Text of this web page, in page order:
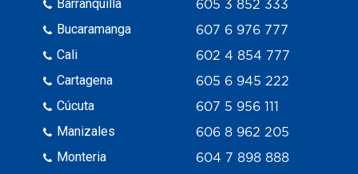
Barranquilla
Bucaramanga
Cali
Cartagena
Cúcuta
Manizales
Monteria
605 3 852 333
607 6 976 777
602 4 854 777
605 6 945 222
607 5 956 111
606 8 962 205
604 7 898 888